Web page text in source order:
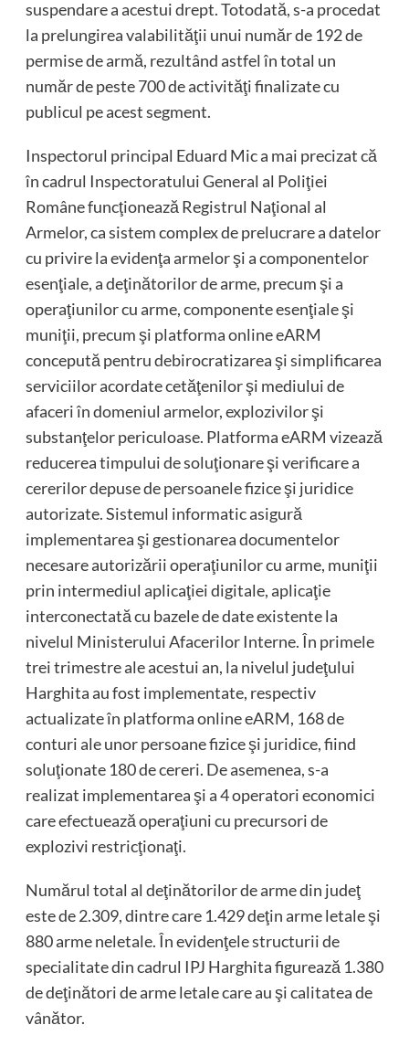
suspendare a acestui drept. Totodată, s-a procedat
la prelungirea valabilităţii unui număr de 192 de
permise de armă, rezultând astfel în total un
număr de peste 700 de activităţi finalizate cu
publicul pe acest segment.
Inspectorul principal Eduard Mic a mai precizat că
în cadrul Inspectoratului General al Poliţiei
Române funcţionează Registrul Naţional al
Armelor, ca sistem complex de prelucrare a datelor
cu privire la evidenţa armelor şi a componentelor
esenţiale, a deţinătorilor de arme, precum şi a
operaţiunilor cu arme, componente esenţiale şi
muniţii, precum şi platforma online eARM
concepută pentru debirocratizarea şi simplificarea
serviciilor acordate cetăţenilor şi mediului de
afaceri în domeniul armelor, explozivilor şi
substanţelor periculoase. Platforma eARM vizează
reducerea timpului de soluţionare şi verificare a
cererilor depuse de persoanele fizice şi juridice
autorizate. Sistemul informatic asigură
implementarea şi gestionarea documentelor
necesare autorizării operaţiunilor cu arme, muniţii
prin intermediul aplicaţiei digitale, aplicaţie
interconectată cu bazele de date existente la
nivelul Ministerului Afacerilor Interne. În primele
trei trimestre ale acestui an, la nivelul judeţului
Harghita au fost implementate, respectiv
actualizate în platforma online eARM, 168 de
conturi ale unor persoane fizice şi juridice, fiind
soluţionate 180 de cereri. De asemenea, s-a
realizat implementarea şi a 4 operatori economici
care efectuează operaţiuni cu precursori de
explozivi restricţionaţi.
Numărul total al deţinătorilor de arme din judeţ
este de 2.309, dintre care 1.429 deţin arme letale şi
880 arme neletale. În evidenţele structurii de
specialitate din cadrul IPJ Harghita figurează 1.380
de deţinători de arme letale care au şi calitatea de
vânător.